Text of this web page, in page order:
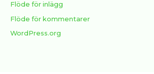
Flöde för inlägg
Flöde för kommentarer
WordPress.org